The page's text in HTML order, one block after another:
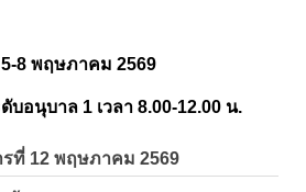
8 พฤษภาคม 2569
บอนุบาล 1 เวลา 8.00-12.00 น.
ที่ 12 พฤษภาคม 2569